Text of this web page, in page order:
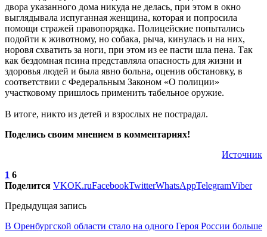
двора указанного дома никуда не делась, при этом в окно
выглядывала испуганная женщина, которая и попросила
помощи стражей правопорядка. Полицейские попытались
подойти к животному, но собака, рыча, кинулась и на них,
норовя схватить за ноги, при этом из ее пасти шла пена. Так
как бездомная псина представляла опасность для жизни и
здоровья людей и была явно больна, оценив обстановку, в
соответствии с Федеральным Законом «О полиции»
участковому пришлось применить табельное оружие.
В итоге, никто из детей и взрослых не пострадал.
Поделись своим мнением в комментариях!
Источник
1 6
Поделится VKOK.ruFacebookTwitterWhatsAppTelegramViber
Предыдущая запись
В Оренбургской области стало на одного Героя России больше